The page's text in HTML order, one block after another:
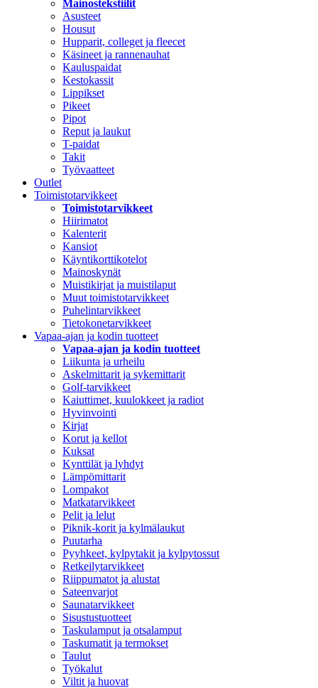
Mainostekstiilit
Asusteet
Housut
Hupparit, colleget ja fleecet
Käsineet ja rannenauhat
Kauluspaidat
Kestokassit
Lippikset
Pikeet
Pipot
Reput ja laukut
T-paidat
Takit
Työvaatteet
Outlet
Toimistotarvikkeet
Toimistotarvikkeet
Hiirimatot
Kalenterit
Kansiot
Käyntikorttikotelot
Mainoskynät
Muistikirjat ja muistilaput
Muut toimistotarvikkeet
Puhelintarvikkeet
Tietokonetarvikkeet
Vapaa-ajan ja kodin tuotteet
Vapaa-ajan ja kodin tuotteet
Liikunta ja urheilu
Askelmittarit ja sykemittarit
Golf-tarvikkeet
Kaiuttimet, kuulokkeet ja radiot
Hyvinvointi
Kirjat
Korut ja kellot
Kuksat
Kynttilät ja lyhdyt
Lämpömittarit
Lompakot
Matkatarvikkeet
Pelit ja lelut
Piknik-korit ja kylmälaukut
Puutarha
Pyyhkeet, kylpytakit ja kylpytossut
Retkeilytarvikkeet
Riippumatot ja alustat
Sateenvarjot
Saunatarvikkeet
Sisustustuotteet
Taskulamput ja otsalamput
Taskumatit ja termokset
Taulut
Työkalut
Viltit ja huovat